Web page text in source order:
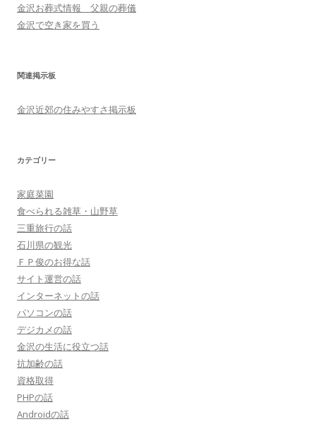
金沢お葬式情報 父親の葬儀
金沢で空き家を買う
関連掲示板
金沢近郊の住みやすさ掲示板
カテゴリー
家庭菜園
食べられる雑草・山野草
三重旅行の話
石川県の観光
ＦＰ俊のお得な話
サイト運営の話
インターネットの話
パソコンの話
デジカメの話
金沢の生活に役立つ話
抗加齢の話
資格取得
PHPの話
Androidの話